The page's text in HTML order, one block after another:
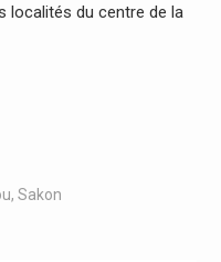
localités du centre de la
, Sakon